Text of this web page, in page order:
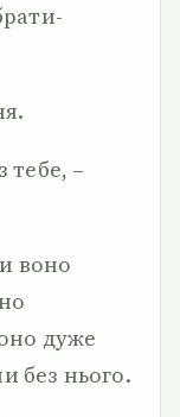
тебе, –
воно
дуже
без нього.